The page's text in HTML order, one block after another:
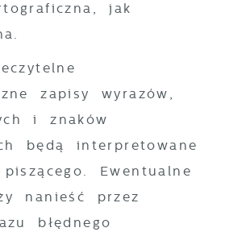
jak
zapisy wyrazów,
i znaków
będą interpretowane
Ewentualne
nanieść przez
błędnego